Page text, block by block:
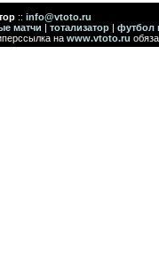
:: info@vtoto.ru
матчи | тотализатор | футбол
на www.vtoto.ru